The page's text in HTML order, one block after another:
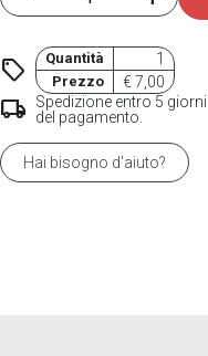
sell Quantità 1
Prezzo € 7,00
local_shipping
Spedizione entro 5
del pagamento.
Hai bisogno d'aiuto?